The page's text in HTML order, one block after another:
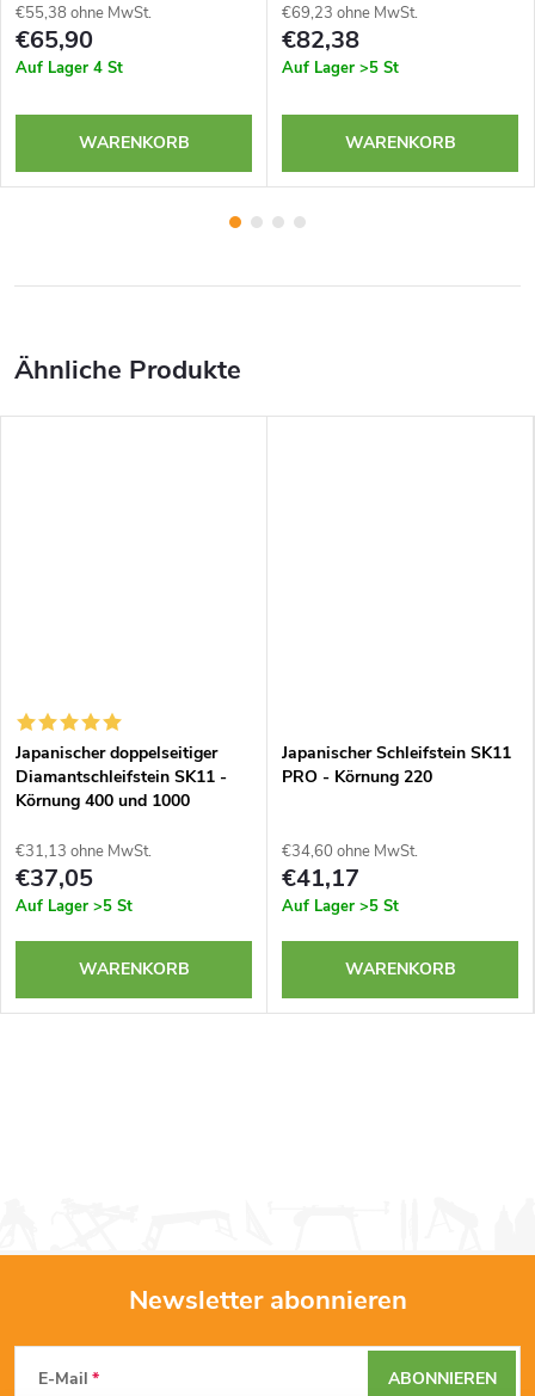
€55,38 ohne MwSt.
€65,90
Auf Lager 4 St
WARENKORB
€69,23 ohne MwSt.
€82,38
Auf Lager >5 St
WARENKORB
Japanischer doppelseitiger
Diamantschleifstein SK11 -
Körnung 400 und 1000
€31,13 ohne MwSt.
€37,05
Auf Lager >5 St
WARENKORB
Japanischer Schleifstein SK11
PRO - Körnung 220
€34,60 ohne MwSt.
€41,17
Auf Lager >5 St
WARENKORB
F
Newsletter abonnieren
E-Mail ABONNIEREN